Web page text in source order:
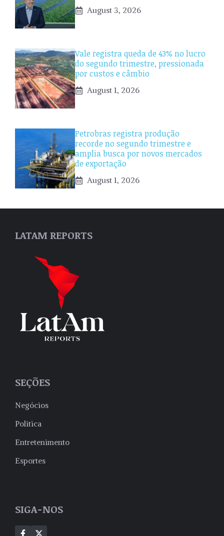
August 3, 2026
Vale registra queda de 43% no lucro
do segundo trimestre, pressionada
por custos e câmbio
August 1, 2026
Petrobras registra produção
recorde no segundo trimestre e
amplia busca por novos mercados
de exportação
August 1, 2026
LATAM REPORTS
SEÇÕES
Negócios
Politica
Entretenimento
Esportes
SIGA-NOS